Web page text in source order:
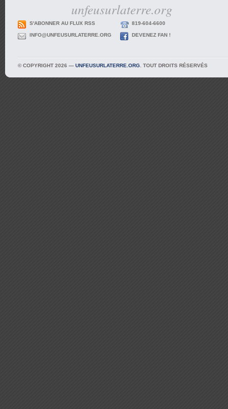
unfeusurlaterre.org
S'ABONNER AU FLUX RSS 819-604-6600
INFO@UNFEUSURLATERRE.ORG DEVENEZ FAN !
© COPYRIGHT 2026 — UNFEUSURLATERRE.ORG . TOUT DROITS RÉSERVÉS